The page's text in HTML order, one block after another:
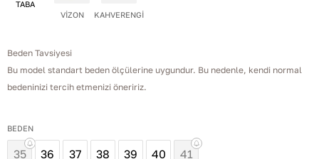
TABA
VİZON
KAHVERENGİ
Beden Tavsiyesi
Bu model standart beden ölçülerine uygundur. Bu nedenle, kendi normal
bedeninizi tercih etmenizi öneririz.
BEDEN
35 36 37 38 39 40 41